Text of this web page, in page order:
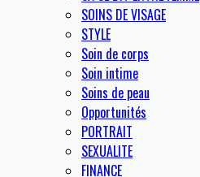
SOINS DE VISAGE
STYLE
Soin de corps
Soin intime
Soins de peau
Opportunités
PORTRAIT
SEXUALITE
FINANCE